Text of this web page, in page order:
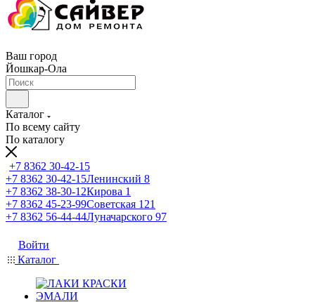
Ваш город
Йошкар-Ола
Каталог
По всему сайту
По каталогу
+7 8362 30-42-15
+7 8362 30-42-15Ленинский 8
+7 8362 38-30-12Кирова 1
+7 8362 45-23-99Советская 121
+7 8362 56-44-44Луначарского 97
Войти
Каталог